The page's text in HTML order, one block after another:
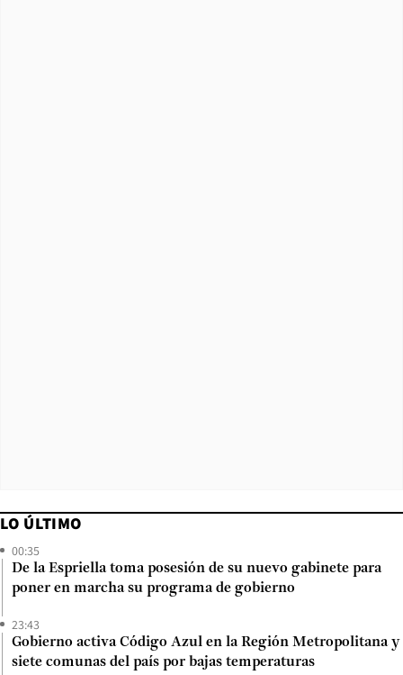
LO ÚLTIMO
00:35
De la Espriella toma posesión de su nuevo gabinete para
poner en marcha su programa de gobierno
23:43
Gobierno activa Código Azul en la Región Metropolitana y
siete comunas del país por bajas temperaturas